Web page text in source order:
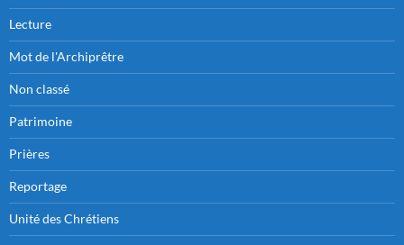
Lecture
Mot de l'Archiprêtre
Non classé
Patrimoine
Prières
Reportage
Unité des Chrétiens